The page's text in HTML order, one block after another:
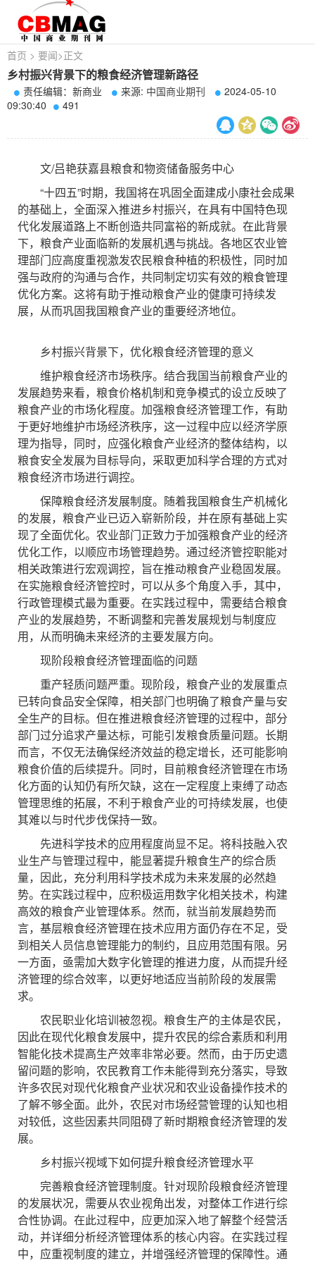
首页 > 要闻>正文
乡村振兴背景下的粮食经济管理新路径
责任编辑：新商业 来源: 中国商业期刊
2024-05-10
09:30:40
491
文/吕艳获嘉县粮食和物资储备服务中心
“十四五”时期，我国将在巩固全面建成小康社会成果
的基础上，全面深入推进乡村振兴，在具有中国特色现
代化发展道路上不断创造共同富裕的新成就。在此背景
下，粮食产业面临新的发展机遇与挑战。各地区农业管
理部门应高度重视激发农民粮食种植的积极性，同时加
强与政府的沟通与合作，共同制定切实有效的粮食管理
优化方案。这将有助于推动粮食产业的健康可持续发
展，从而巩固我国粮食产业的重要经济地位。
乡村振兴背景下，优化粮食经济管理的意义
维护粮食经济市场秩序。结合我国当前粮食产业的
发展趋势来看，粮食价格机制和竞争模式的设立反映了
粮食产业的市场化程度。加强粮食经济管理工作，有助
于更好地维护市场经济秩序，这一过程中应以经济学原
理为指导，同时，应强化粮食产业经济的整体结构，以
粮食安全发展为目标导向，采取更加科学合理的方式对
粮食经济市场进行调控。
保障粮食经济发展制度。随着我国粮食生产机械化
的发展，粮食产业已迈入崭新阶段，并在原有基础上实
现了全面优化。农业部门正致力于加强粮食产业的经济
优化工作，以顺应市场管理趋势。通过经济管控职能对
相关政策进行宏观调控，旨在推动粮食产业稳固发展。
在实施粮食经济管控时，可以从多个角度入手，其中，
行政管理模式最为重要。在实践过程中，需要结合粮食
产业的发展趋势，不断调整和完善发展规划与制度应
用，从而明确未来经济的主要发展方向。
现阶段粮食经济管理面临的问题
重产轻质问题严重。现阶段，粮食产业的发展重点
已转向食品安全保障，相关部门也明确了粮食产量与安
全生产的目标。但在推进粮食经济管理的过程中，部分
部门过分追求产量达标，可能引发粮食质量问题。长期
而言，不仅无法确保经济效益的稳定增长，还可能影响
粮食价值的后续提升。同时，目前粮食经济管理在市场
化方面的认知仍有所欠缺，这在一定程度上束缚了动态
管理思维的拓展，不利于粮食产业的可持续发展，也使
其难以与时代步伐保持一致。
先进科学技术的应用程度尚显不足。将科技融入农
业生产与管理过程中，能显著提升粮食生产的综合质
量，因此，充分利用科学技术成为未来发展的必然趋
势。在实践过程中，应积极运用数字化相关技术，构建
高效的粮食产业管理体系。然而，就当前发展趋势而
言，基层粮食经济管理在技术应用方面仍存在不足，受
到相关人员信息管理能力的制约，且应用范围有限。另
一方面，亟需加大数字化管理的推进力度，从而提升经
济管理的综合效率，以更好地适应当前阶段的发展需
求。
农民职业化培训被忽视。粮食生产的主体是农民，
因此在现代化粮食发展中，提升农民的综合素质和利用
智能化技术提高生产效率非常必要。然而，由于历史遗
留问题的影响，农民教育工作未能得到充分落实，导致
许多农民对现代化粮食产业状况和农业设备操作技术的
了解不够全面。此外，农民对市场经营管理的认知也相
对较低，这些因素共同阻碍了新时期粮食经济管理的发
展。
乡村振兴视域下如何提升粮食经济管理水平
完善粮食经济管理制度。针对现阶段粮食经济管理
的发展状况，需要从农业视角出发，对整体工作进行综
合性协调。在此过程中，应更加深入地了解整个经营活
动，并详细分析经济管理体系的核心内容。在实践过程
中，应重视制度的建立，并增强经济管理的保障性。通